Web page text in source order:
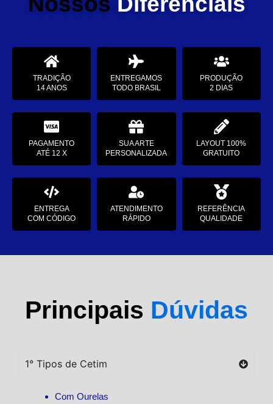
TRADIÇÃO
14 ANOS
ENTREGAMOS
TODO BRASIL
PRODUÇÃO
2 DIAS
PAGAMENTO
ATÉ 12 X
SUA ARTE
PERSONALIZADA
LAYOUT 100%
GRATUITO
ENTREGA
COM CÓDIGO
ATENDIMENTO
RÁPIDO
REFERÊNCIA
QUALIDADE
Principais Dúvidas
1° Tipos de Cetim
Com Ourelas